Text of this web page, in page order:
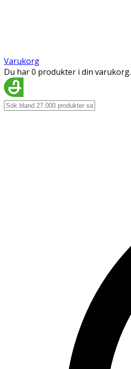
Varukorg
Du har 0 produkter i din varukorg.